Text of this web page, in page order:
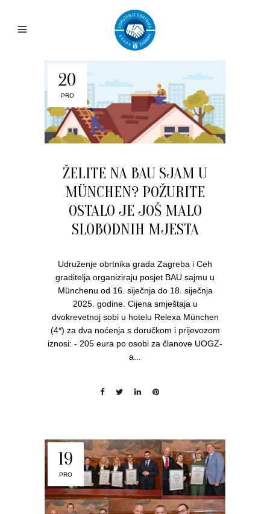
20
PRO
ŽELITE NA BAU SJAM U
MÜNCHEN? POŽURITE
OSTALO JE JOŠ MALO
SLOBODNIH MJESTA
Udruženje obrtnika grada Zagreba i Ceh
graditelja organiziraju posjet BAU sajmu u
Münchenu od 16. siječnja do 18. siječnja
2025. godine. Cijena smještaja u
dvokrevetnoj sobi u hotelu Relexa München
(4*) za dva noćenja s doručkom i prijevozom
iznosi: - 205 eura po osobi za članove UOGZ-
a...
19
PRO